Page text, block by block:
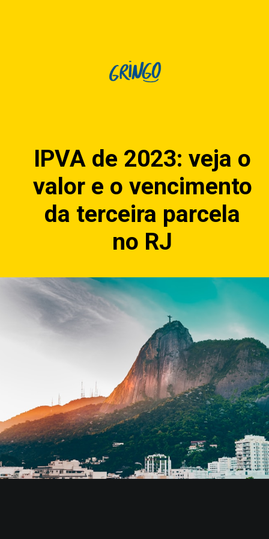
IPVA de 2023: veja o
valor e o vencimento
da terceira parcela
no RJ